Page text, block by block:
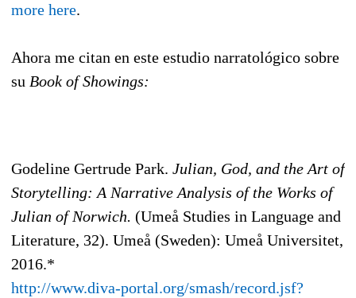
more here.
Ahora me citan en este estudio narratológico sobre
su Book of Showings:
Godeline Gertrude Park. Julian, God, and the Art of
Storytelling: A Narrative Analysis of the Works of
Julian of Norwich. (Umeå Studies in Language and
Literature, 32). Umeå (Sweden): Umeå Universitet,
2016.*
http://www.diva-portal.org/smash/record.jsf?